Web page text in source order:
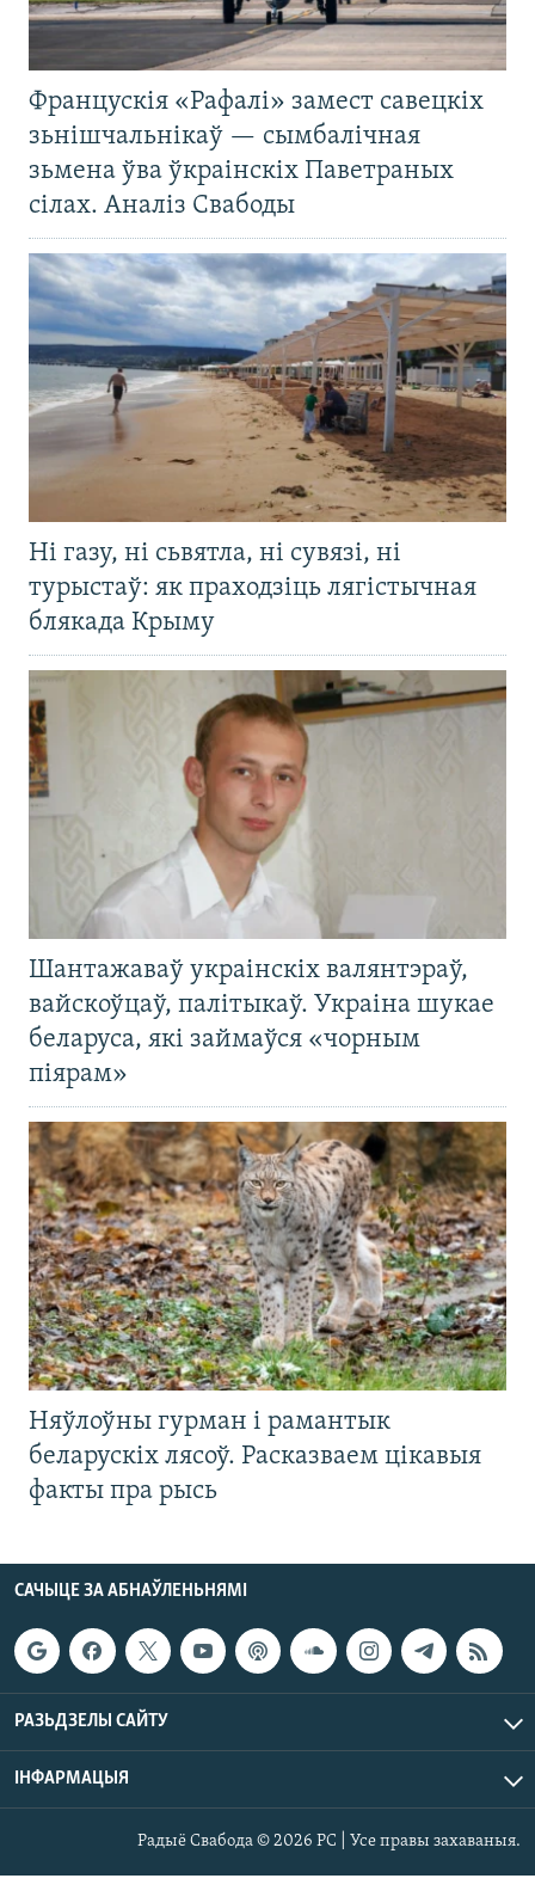
Францускія «Рафалі» замест савецкіх
зьнішчальнікаў — сымбалічная
зьмена ўва ўкраінскіх Паветраных
сілах. Аналіз Свабоды
Ні газу, ні сьвятла, ні сувязі, ні
турыстаў: як праходзіць лягістычная
блякада Крыму
Шантажаваў украінскіх валянтэраў,
вайскоўцаў, палітыкаў. Украіна шукае
беларуса, які займаўся «чорным
піярам»
Няўлоўны гурман і рамантык
беларускіх лясоў. Расказваем цікавыя
факты пра рысь
САЧЫЦЕ ЗА АБНАЎЛЕНЬНЯМІ
РАЗЬДЗЕЛЫ САЙТУ
ІНФАРМАЦЫЯ
Радыё Свабода © 2026 РС | Усе правы захаваныя.